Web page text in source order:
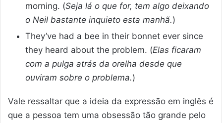
morning. (Seja lá o que for, tem algo deixando
o Neil bastante inquieto esta manhã.)
They’ve had a bee in their bonnet ever since
they heard about the problem. (Elas ficaram
com a pulga atrás da orelha desde que
ouviram sobre o problema.)
Vale ressaltar que a ideia da expressão em inglês é
que a pessoa tem uma obsessão tão grande pelo